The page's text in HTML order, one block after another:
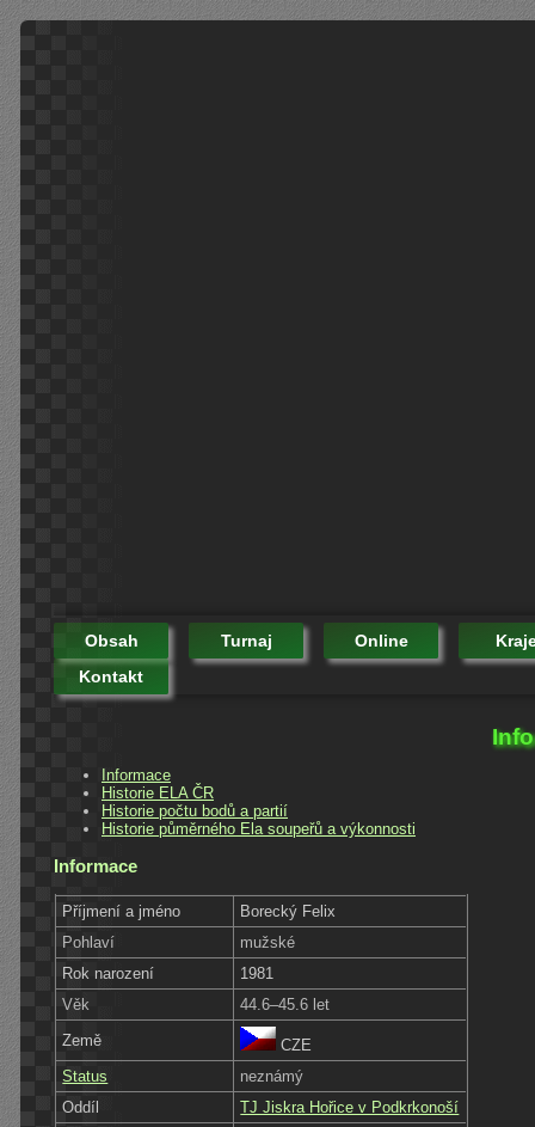
Obsah Turnaj Online
Kontakt
Informace
Historie ELA ČR
Historie počtu bodů a partií
Historie půměrného Ela soupeřů a výkonnosti
Informace
Příjmení a jméno
Borecký Felix
Pohlaví
mužské
Rok narození
1981
Věk
44.6–45.6 let
Země
CZE
Status
neznámý
Oddíl
TJ Jiskra Hořice v Podkrkonoší